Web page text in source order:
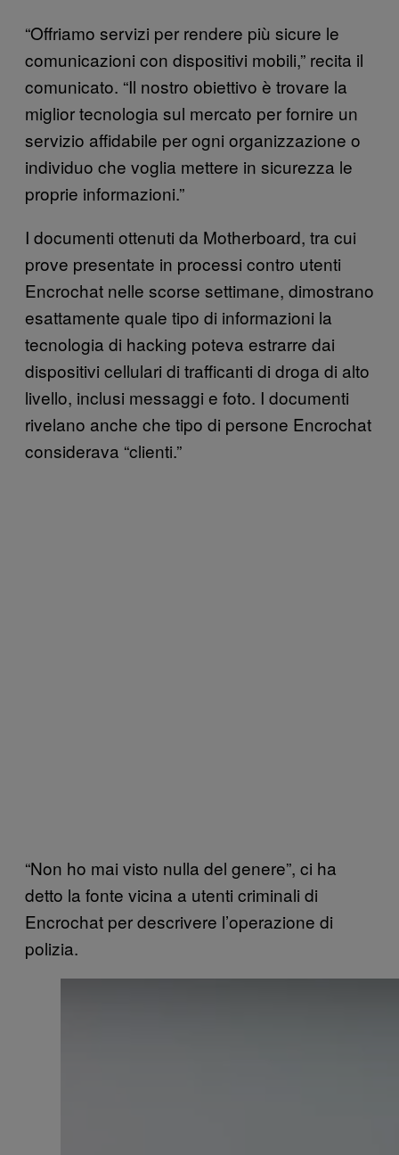
“Offriamo servizi per rendere più sicure le
comunicazioni con dispositivi mobili,” recita il
comunicato. “Il nostro obiettivo è trovare la
miglior tecnologia sul mercato per fornire un
servizio affidabile per ogni organizzazione o
individuo che voglia mettere in sicurezza le
proprie informazioni.”
I documenti ottenuti da Motherboard, tra cui
prove presentate in processi contro utenti
Encrochat nelle scorse settimane, dimostrano
esattamente quale tipo di informazioni la
tecnologia di hacking poteva estrarre dai
dispositivi cellulari di trafficanti di droga di alto
livello, inclusi messaggi e foto. I documenti
rivelano anche che tipo di persone Encrochat
considerava “clienti.”
“Non ho mai visto nulla del genere”, ci ha
detto la fonte vicina a utenti criminali di
Encrochat per descrivere l’operazione di
polizia.